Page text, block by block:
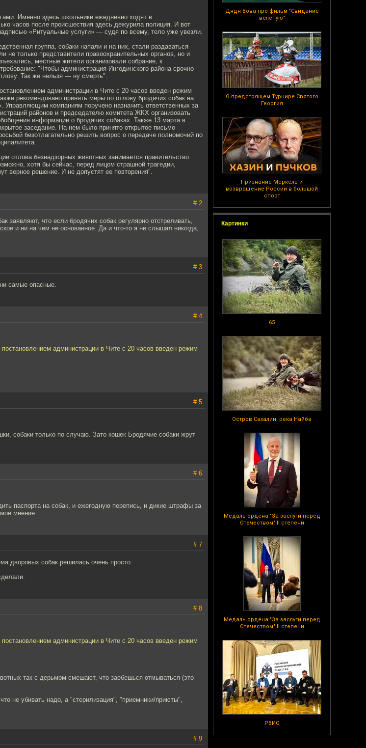
Дядя Вова про фильм "Свидание
вслепую"
О предстоящем Турнире Святого
Георгия
Признание Меркель и
возвращение России в большой
спорт
Картинки
65
Остров Сахалин, река Найба
Медаль ордена "За заслуги перед
Отечеством" II степени
Медаль ордена "За заслуги перед
Отечеством" II степени
РВИО
Именно здесь школьники ежедневно ходят в
часов после происшествия здесь дежурила полиция. И вот
«Ритуальные услуги» — судя по всему, тело уже увезли.
группа, собаки напали и на них, стали раздаваться
не только представители правоохранительных органов, но и
местные жители организовали собрание, к
"Чтобы администрация Ингодинского района срочно
Так же нельзя — ну смерть".
администрации в Чите с 20 часов введен режим
рекомендовано принять меры по отлову бродячих собак на
Управляющим компаниям поручено назначить ответственных за
районов и председателю комитета ЖКХ организовать
информации о бродячих собаках. Также 13 марта в
заседание. На нем было принято открытое письмо
безотлагательно решить вопрос о передаче полномочий по
отлова безнадзорных животных занимается правительство
хотя бы сейчас, перед лицом страшной трагедии,
верное решение. И не допустят ее повторения".
# 2
заявляют, что если бродячих собак регулярно отстреливать,
и ни на чем не основанное. Да и что-то я не слышал никогда,
# 3
самые опасные.
# 4
администрации в Чите с 20 часов введен режим
# 5
собаки только по случаю. Зато кошек Бродячие собаки жрут
# 6
паспорта на собак, и ежегодную перепись, и дикие штрафы за
мнение.
# 7
дворовых собак решилась очень просто.
# 8
администрации в Чите с 20 часов введен режим
так с дерьмом смешают, что заебешься отмываться (это
не убивать надо, а "стерилизация", "приемники/приюты",
# 9